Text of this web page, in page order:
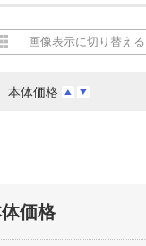
本体価格
画像表示に切り替える
価格